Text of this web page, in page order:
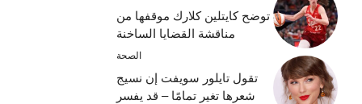
توضح كايتلين كلارك موقفها من
مناقشة القضايا الساخنة
الصحة
تقول تايلور سويفت إن نسيج
شعرها تغير تمامًا – قد يفسر